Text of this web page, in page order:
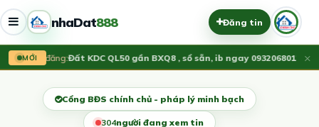
nhaDat888 Đăng tin
MỚI
Vừa đăng:Đất KDC QL50 gần BXQ8 , sổ sẵn, ib ngay 09320680121.55
×
Cổng BĐS chính chủ - pháp lý minh bạch
300người đang xem tin